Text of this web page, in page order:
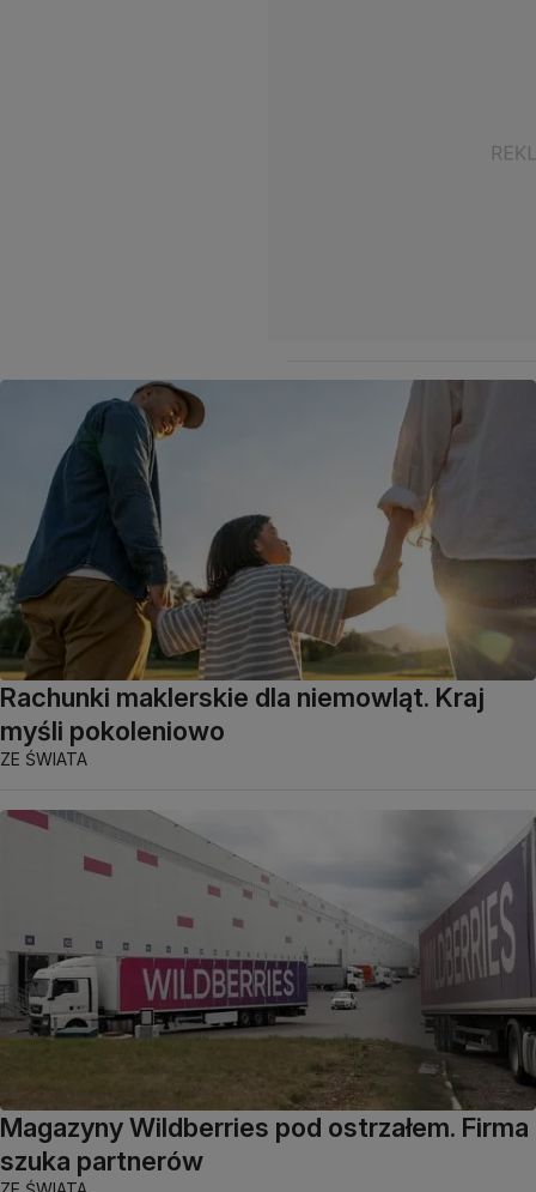
Rachunki maklerskie dla niemowląt. Kraj
myśli pokoleniowo
ZE ŚWIATA
Magazyny Wildberries pod ostrzałem. Firma
szuka partnerów